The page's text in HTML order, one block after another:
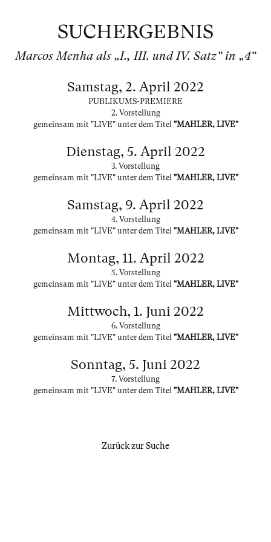
SUCHERGEBNIS
Marcos Menha als „I., III. und IV. Satz“ in „4“
Samstag, 2. April 2022
PUBLIKUMS-PREMIERE
2. Vorstellung
gemeinsam mit "LIVE" unter dem Titel "MAHLER, LIVE"
Dienstag, 5. April 2022
3. Vorstellung
gemeinsam mit "LIVE" unter dem Titel "MAHLER, LIVE"
Samstag, 9. April 2022
4. Vorstellung
gemeinsam mit "LIVE" unter dem Titel "MAHLER, LIVE"
Montag, 11. April 2022
5. Vorstellung
gemeinsam mit "LIVE" unter dem Titel "MAHLER, LIVE"
Mittwoch, 1. Juni 2022
6. Vorstellung
gemeinsam mit "LIVE" unter dem Titel "MAHLER, LIVE"
Sonntag, 5. Juni 2022
7. Vorstellung
gemeinsam mit "LIVE" unter dem Titel "MAHLER, LIVE"
Zurück zur Suche